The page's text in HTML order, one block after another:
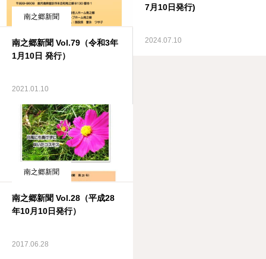
南之郷新聞
南之郷新聞 Vol.79（令和3年
1月10日 発行）
2021.01.10
7月10日発行)
2024.07.10
南之郷新聞
南之郷新聞 Vol.28（平成28
年10月10日発行）
2017.06.28